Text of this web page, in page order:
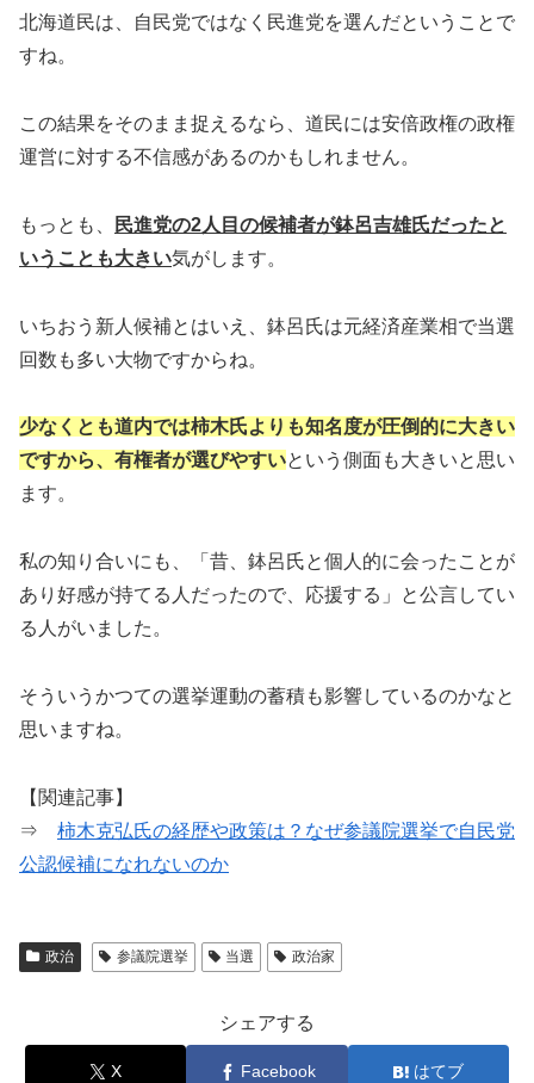
北海道民は、自民党ではなく民進党を選んだということで
すね。
この結果をそのまま捉えるなら、道民には安倍政権の政権
運営に対する不信感があるのかもしれません。
もっとも、
民進党の2人目の候補者が鉢呂吉雄氏だったと
いうことも大きい気がします。
いちおう新人候補とはいえ、鉢呂氏は元経済産業相で当選
回数も多い大物ですからね。
少なくとも道内では柿木氏よりも知名度が圧倒的に大きい
ですから、有権者が選びやすいという側面も大きいと思い
ます。
私の知り合いにも、「昔、鉢呂氏と個人的に会ったことが
あり好感が持てる人だったので、応援する」と公言してい
る人がいました。
そういうかつての選挙運動の蓄積も影響しているのかなと
思いますね。
【関連記事】
⇒ 柿木克弘氏の経歴や政策は？なぜ参議院選挙で自民党
公認候補になれないのか
政治 参議院選挙 当選 政治家
シェアする
X Facebook はてブ